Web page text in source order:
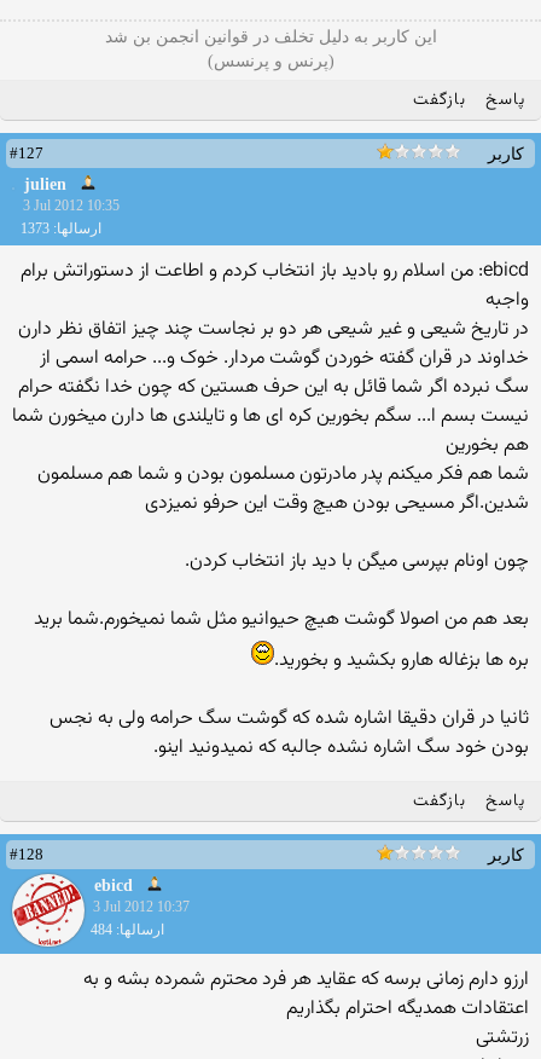
این کاربر به دلیل تخلف در قوانین انجمن بن شد
(پرنس و پرنسس)
پاسخ بازگفت
کاربر
#127
julien
3 Jul 2012 10:35
ارسالها: 1373
ebicd: من اسلام رو بادید باز انتخاب کردم و اطاعت از دستوراتش برام
واجبه
در تاریخ شیعی و غیر شیعی هر دو بر نجاست چند چیز اتفاق نظر دارن
خداوند در قران گفته خوردن گوشت مردار. خوک و... حرامه اسمی از
سگ نبرده اگر شما قائل به این حرف هستین که چون خدا نگفته حرام
نیست بسم ا... سگم بخورین کره ای ها و تایلندی ها دارن میخورن شما
هم بخورین
شما هم فکر میکنم پدر مادرتون مسلمون بودن و شما هم مسلمون
شدین.اگر مسیحی بودن هیچ وقت این حرفو نمیزدی
چون اونام بپرسی میگن با دید باز انتخاب کردن.
بعد هم من اصولا گوشت هیچ حیوانیو مثل شما نمیخورم.شما برید
بره ها بزغاله هارو بکشید و بخورید.
ثانیا در قران دقیقا اشاره شده که گوشت سگ حرامه ولی به نجس
بودن خود سگ اشاره نشده جالبه که نمیدونید اینو.
پاسخ بازگفت
کاربر
#128
ebicd
3 Jul 2012 10:37
ارسالها: 484
ارزو دارم زمانی برسه که عقاید هر فرد محترم شمرده بشه و به
اعتقادات همدیگه احترام بگذاریم
زرتشتی